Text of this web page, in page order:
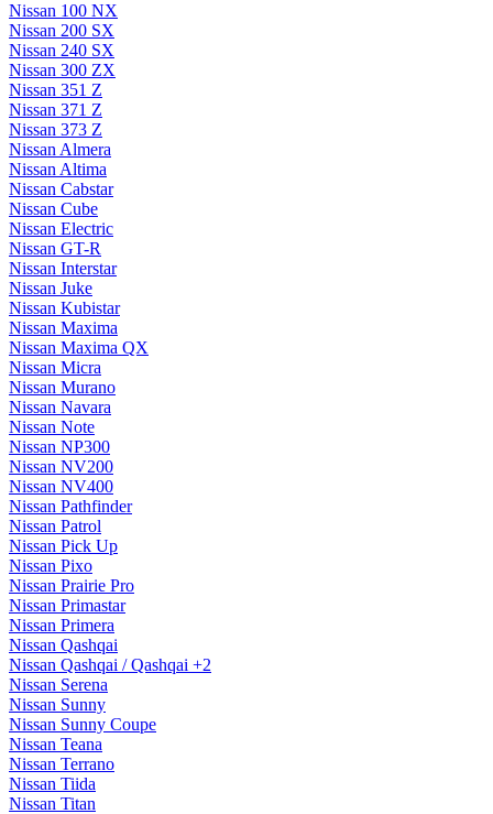
Nissan 100 NX
Nissan 200 SX
Nissan 240 SX
Nissan 300 ZX
Nissan 351 Z
Nissan 371 Z
Nissan 373 Z
Nissan Almera
Nissan Altima
Nissan Cabstar
Nissan Cube
Nissan Electric
Nissan GT-R
Nissan Interstar
Nissan Juke
Nissan Kubistar
Nissan Maxima
Nissan Maxima QX
Nissan Micra
Nissan Murano
Nissan Navara
Nissan Note
Nissan NP300
Nissan NV200
Nissan NV400
Nissan Pathfinder
Nissan Patrol
Nissan Pick Up
Nissan Pixo
Nissan Prairie Pro
Nissan Primastar
Nissan Primera
Nissan Qashqai
Nissan Qashqai / Qashqai +2
Nissan Serena
Nissan Sunny
Nissan Sunny Coupe
Nissan Teana
Nissan Terrano
Nissan Tiida
Nissan Titan